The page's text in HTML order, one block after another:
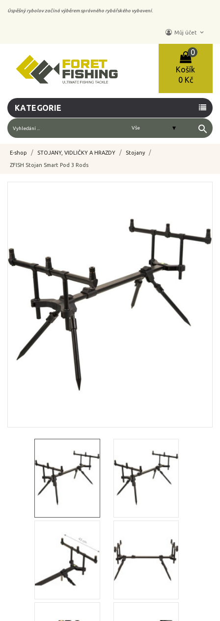
Úspěšný rybolov začíná výběrem správného rybářského vybavení.
Můj účet keyboard_arrow_down
Košík
0
0 Kč
KATEGORIE
search
E-shop STOJANY, VIDLIČKY A HRAZDY Stojany
ZFISH Stojan Smart Pod 3 Rods